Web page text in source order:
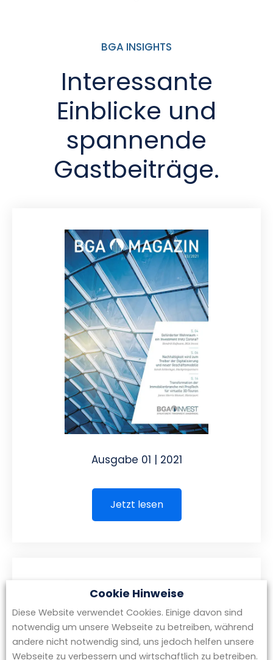
BGA INSIGHTS
Interessante
Einblicke und
spannende
Gastbeiträge.
Ausgabe 01 | 2021
Jetzt lesen
Cookie Hinweise
Diese Website verwendet Cookies. Einige davon sind
notwendig um unsere Webseite zu betreiben, während
andere nicht notwendig sind, uns jedoch helfen unsere
Webseite zu verbessern und wirtschaftlich zu betreiben.